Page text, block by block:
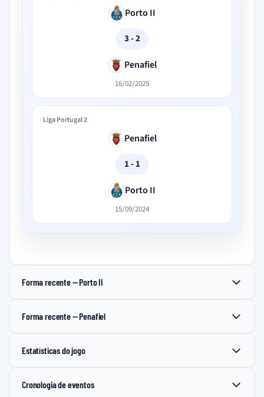
Porto II
3 - 2
Penafiel
16/02/2025
Liga Portugal 2
Penafiel
1 - 1
Porto II
15/09/2024
Forma recente — Porto II
Forma recente — Penafiel
Estatísticas do jogo
Cronologia de eventos